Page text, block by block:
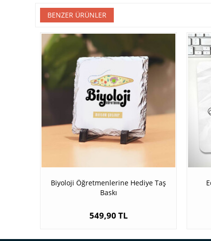
BENZER ÜRÜNLER
Biyoloji Öğretmenlerine Hediye Taş
Baskı
549,90 TL